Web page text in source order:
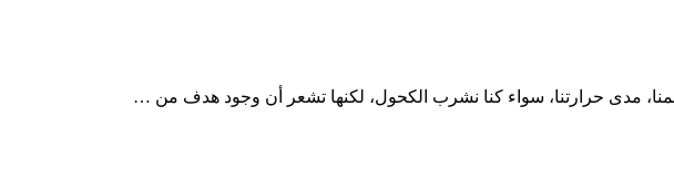
مدى حرارتنا، سواء كنا نشرب الكحول، لكنها تشعر أن وجود هدف من …